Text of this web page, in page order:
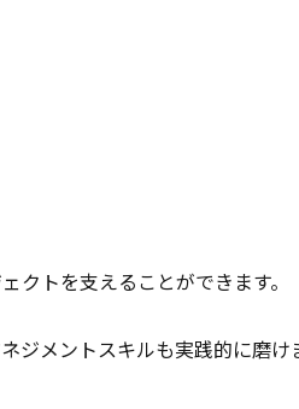
クトを支えることができます。
ジメントスキルも実践的に磨け